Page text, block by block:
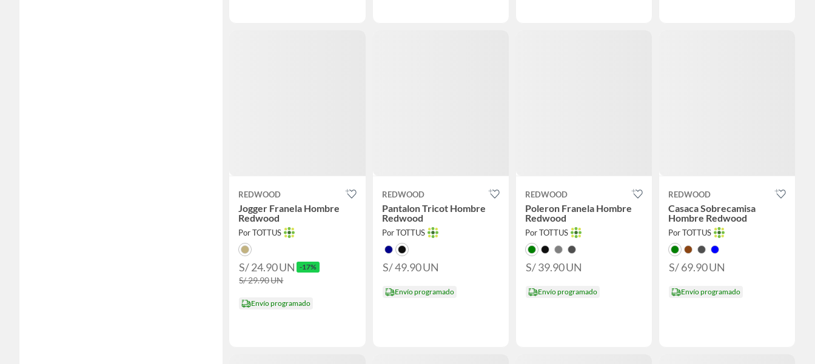
REDWOOD
Jogger Franela Hombre
Redwood
Por TOTTUS
S/ 24.90UN -17%
S/ 29.90UN
Envío programado
REDWOOD
Pantalon Tricot Hombre
Redwood
Por TOTTUS
S/ 49.90UN
Envío programado
REDWOOD
Poleron Franela Hombre
Redwood
Por TOTTUS
S/ 39.90UN
Envío programado
REDWOOD
Casaca Sobrecamisa
Hombre Redwood
Por TOTTUS
S/ 69.90UN
Envío programado